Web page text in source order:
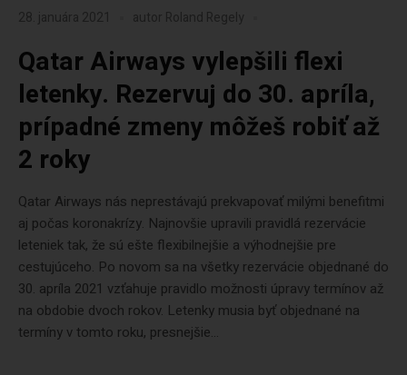
28. januára 2021 autor Roland Regely
Qatar Airways vylepšili flexi
letenky. Rezervuj do 30. apríla,
prípadné zmeny môžeš robiť až
2 roky
Qatar Airways nás neprestávajú prekvapovať milými benefitmi
aj počas koronakrízy. Najnovšie upravili pravidlá rezervácie
leteniek tak, že sú ešte flexibilnejšie a výhodnejšie pre
cestujúceho. Po novom sa na všetky rezervácie objednané do
30. apríla 2021 vzťahuje pravidlo možnosti úpravy termínov až
na obdobie dvoch rokov. Letenky musia byť objednané na
termíny v tomto roku, presnejšie...